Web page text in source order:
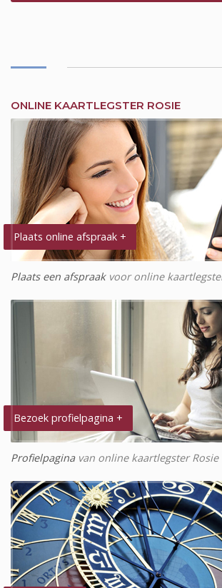
ONLINE KAARTLEGSTER ROSIE
Plaats online afspraak +
Plaats een afspraakvoor online
Bezoek profielpagina +
Profielpagina van online kaartlegster Rosie